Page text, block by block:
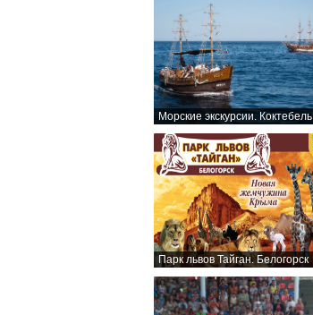
Морские экскурсии. Коктебель
Парк львов Тайган. Белогорск